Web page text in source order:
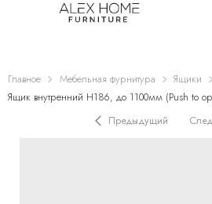
Главное Мебельная фурнитура Ящики
Ящик внутренний H186, до 1100мм (Push to
Предыдущий